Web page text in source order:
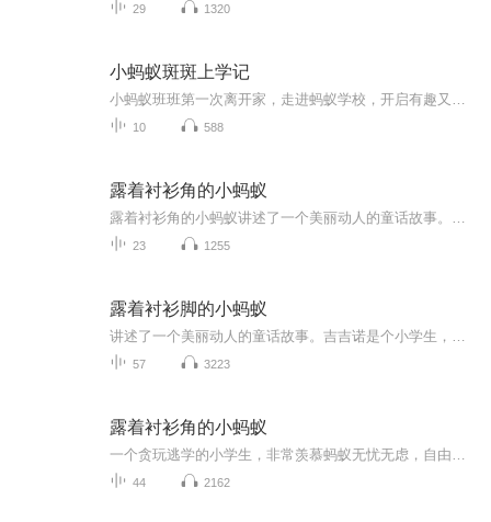
29 1320
小蚂蚁斑斑上学记
10 588
露着衬衫角的小蚂蚁
23 1255
露着衬衫脚的小蚂蚁
57 3223
露着衬衫角的小蚂蚁
44 2162